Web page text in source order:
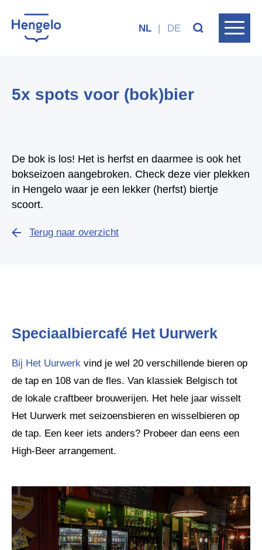
NL | DE
5x spots voor (bok)bier
De bok is los! Het is herfst en daarmee is ook het
bokseizoen aangebroken. Check deze vier plekken
in Hengelo waar je een lekker (herfst) biertje
scoort.
Terug naar overzicht
Speciaalbiercafé Het Uurwerk
Bij Het Uurwerk vind je wel 20 verschillende bieren op
de tap en 108 van de fles. Van klassiek Belgisch tot
de lokale craftbeer brouwerijen. Het hele jaar wisselt
Het Uurwerk met seizoensbieren en wisselbieren op
de tap. Een keer iets anders? Probeer dan eens een
High-Beer arrangement.